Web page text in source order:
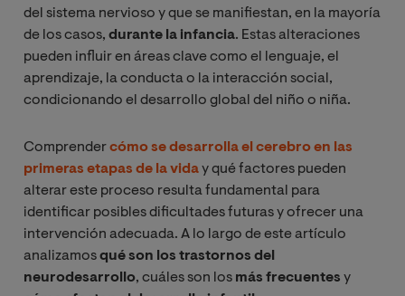
del sistema nervioso y que se manifiestan, en la mayoría
de los casos, durante la infancia. Estas alteraciones
pueden influir en áreas clave como el lenguaje, el
aprendizaje, la conducta o la interacción social,
condicionando el desarrollo global del niño o niña.
Comprendercómo se desarrolla el cerebro en las
primeras etapas de la viday qué factores pueden
alterar este proceso resulta fundamental para
identificar posibles dificultades futuras y ofrecer una
intervención adecuada. A lo largo de este artículo
analizamosqué son los trastornos del
neurodesarrollo, cuáles son los más frecuentes y